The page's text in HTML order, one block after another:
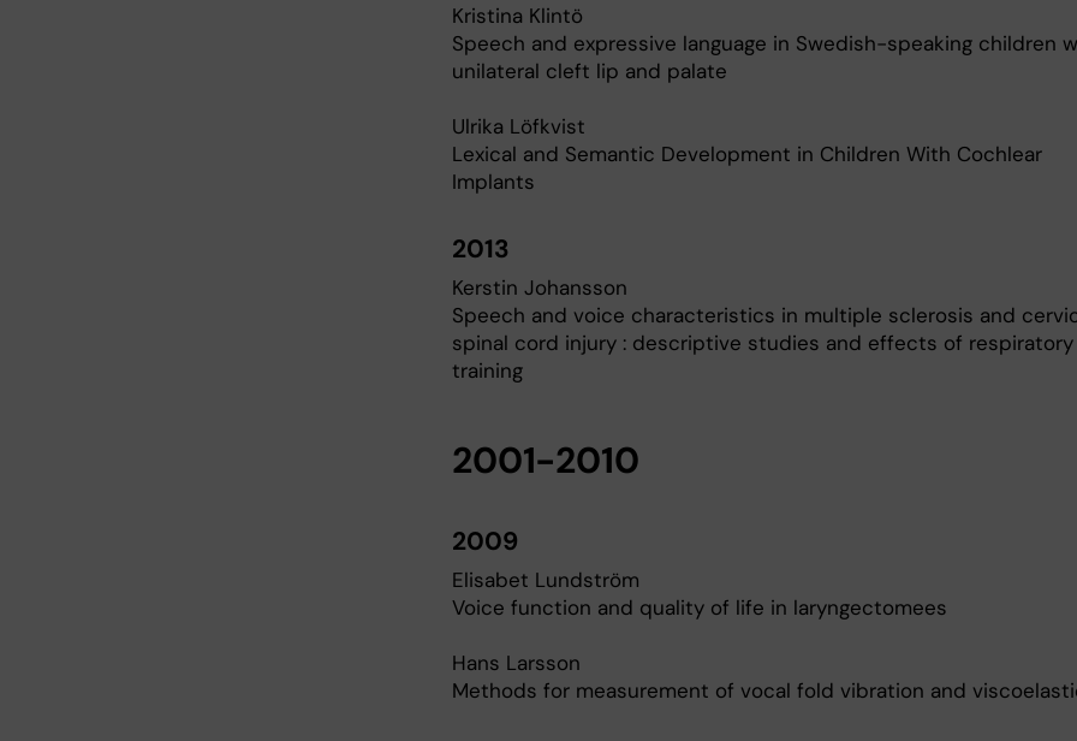
Kristina Klintö
Speech and expressive language in Swedish-speaking children
unilateral cleft lip and palate
Ulrika Löfkvist
Lexical and Semantic Development in Children With Cochlear
Implants
2013
Kerstin Johansson
Speech and voice characteristics in multiple sclerosis and
spinal cord injury : descriptive studies and effects of respiratory
training
2001-2010
2009
Elisabet Lundström
Voice function and quality of life in laryngectomees
Hans Larsson
Methods for measurement of vocal fold vibration and